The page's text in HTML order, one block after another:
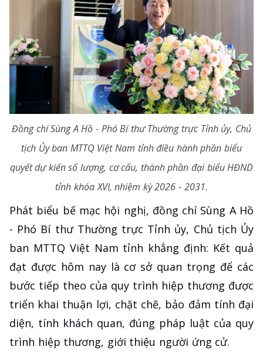
Đồng chí Sùng A Hồ - Phó Bí thư Thường trực Tỉnh ủy, Chủ
tịch Ủy ban MTTQ Việt Nam tỉnh điều hành phần biểu
quyết dự kiến số lượng, cơ cấu, thành phần đại biểu HĐND
tỉnh khóa XVI, nhiệm kỳ 2026 - 2031.
Phát biểu bế mạc hội nghị, đồng chí Sùng A Hồ
- Phó Bí thư Thường trực Tỉnh ủy, Chủ tịch Ủy
ban MTTQ Việt Nam tỉnh khẳng định: Kết quả
đạt được hôm nay là cơ sở quan trọng để các
bước tiếp theo của quy trình hiệp thương được
triển khai thuận lợi, chặt chẽ, bảo đảm tính đại
diện, tính khách quan, đúng pháp luật của quy
trình hiệp thương, giới thiệu người ứng cử.